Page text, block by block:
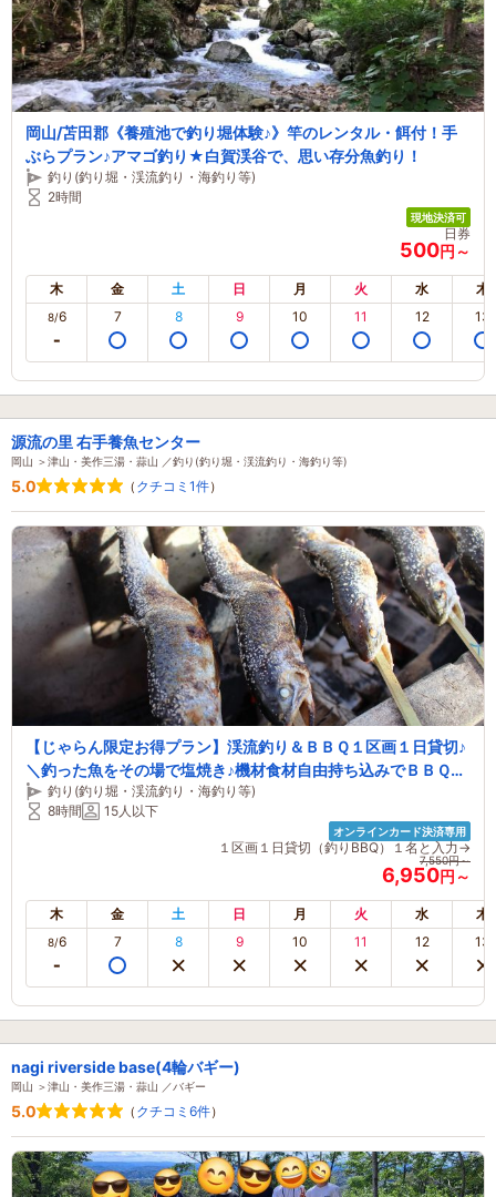
岡山/苫田郡《養殖池で釣り堀体験♪》竿のレンタル・餌付！手
ぶらプラン♪アマゴ釣り★白賀渓谷で、思い存分魚釣り！
釣り(釣り堀・渓流釣り・海釣り等)
2時間
現地決済可
日券
500円～
木 金 土 日 月 火 水 木
8/6 7 8 9 10 11 12 13
源流の里 右手養魚センター
岡山 ＞津山・美作三湯・蒜山 ／釣り(釣り堀・渓流釣り・海釣り等)
5.0 （ クチコミ1件）
【じゃらん限定お得プラン】渓流釣り＆ＢＢＱ１区画１日貸切♪
＼釣った魚をその場で塩焼き♪機材食材自由持ち込みでＢＢＱも
できる！／【釣り初心者お薦め】【無料アスレチックがあるキ
ャンプ場併設】
釣り(釣り堀・渓流釣り・海釣り等)
8時間
15人以下
オンラインカード決済専用
１区画１日貸切（釣りBBQ）１名と入力→
7,550円～
6,950円～
木 金 土 日 月 火 水 木
8/6 7 8 9 10 11 12 13
nagi riverside base(4輪バギー)
岡山 ＞津山・美作三湯・蒜山 ／バギー
5.0 （ クチコミ6件）